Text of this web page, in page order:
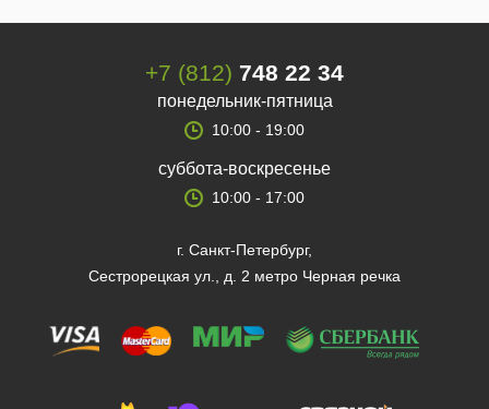
+7 (812) 748 22 34
понедельник-пятница
10:00 - 19:00
суббота-воскресенье
10:00 - 17:00
г. Санкт-Петербург,
Сестрорецкая ул., д. 2 метро Черная речка